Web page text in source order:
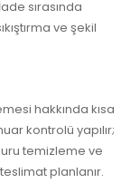
sırasında
ve şekil
hakkında kısa
kontrolü yapılır;
temizleme ve
planlanır.